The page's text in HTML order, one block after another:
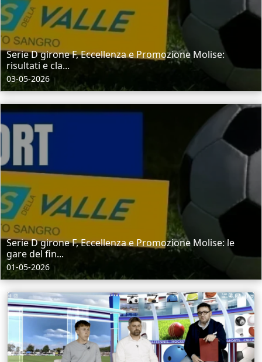
Serie D girone F, Eccellenza e Promozione Molise:
risultati e cla...
03-05-2026
Serie D girone F, Eccellenza e Promozione Molise: le
gare del fin...
01-05-2026